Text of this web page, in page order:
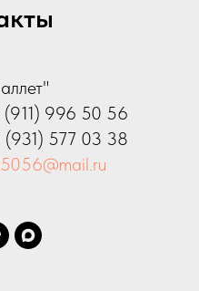
(911) 996 50 56
(931) 577 03 38